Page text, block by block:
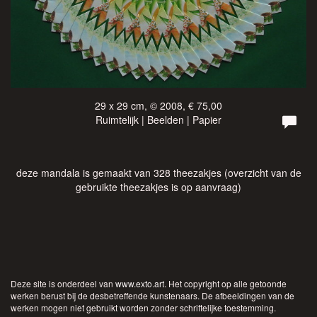
29 x 29 cm, © 2008, € 75,00
Ruimtelijk | Beelden | Papier
deze mandala is gemaakt van 328 theezakjes (overzicht van de
gebruikte theezakjes is op aanvraag)
Deze site is onderdeel van www.exto.art. Het copyright op alle getoonde
werken berust bij de desbetreffende kunstenaars. De afbeeldingen van de
werken mogen niet gebruikt worden zonder schriftelijke toestemming.